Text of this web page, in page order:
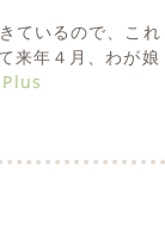
ているので、これ
来年４月、わが娘